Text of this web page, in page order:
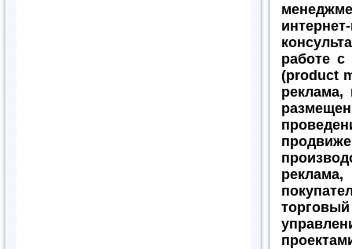
работе с
(product
реклама,